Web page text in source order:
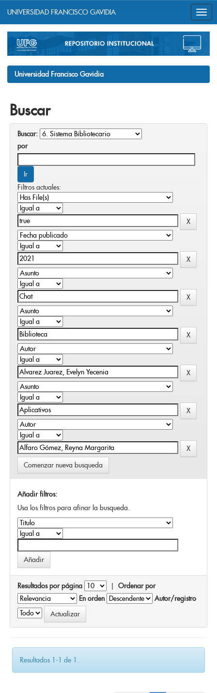
navigation
UNIVERSIDAD FRANCISCO GAVIDIA
Universidad Francisco Gavidia
Buscar
Buscar:
por
Filtros actuales:
Comenzar nueva busqueda
Añadir filtros:
Usa los filtros para afinar la busqueda.
Resultados por página | Ordenar por
En orden
Autor/registro
Resultados 1-1 de 1.